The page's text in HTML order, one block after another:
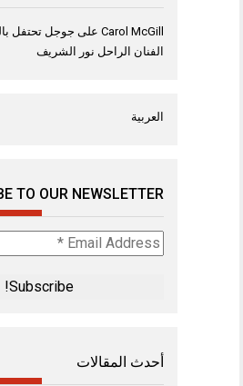
Carol McGill على
الفنان الراحل نور الشريف
العربية
TO OUR NEWSLETTER
Email
Address
أحدث المقالات